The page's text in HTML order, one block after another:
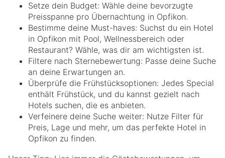
Setze dein Budget: Wähle deine bevorzugte
Preisspanne pro Übernachtung in Opfikon.
Bestimme deine Must-haves: Suchst du ein Hotel
in Opfikon mit Pool, Wellnessbereich oder
Restaurant? Wähle, was dir am wichtigsten ist.
Filtere nach Sternebewertung: Passe deine Suche
an deine Erwartungen an.
Überprüfe die Frühstücksoptionen: Jedes Special
enthält Frühstück, und du kannst gezielt nach
Hotels suchen, die es anbieten.
Verfeinere deine Suche weiter: Nutze Filter für
Preis, Lage und mehr, um das perfekte Hotel in
Opfikon zu finden.